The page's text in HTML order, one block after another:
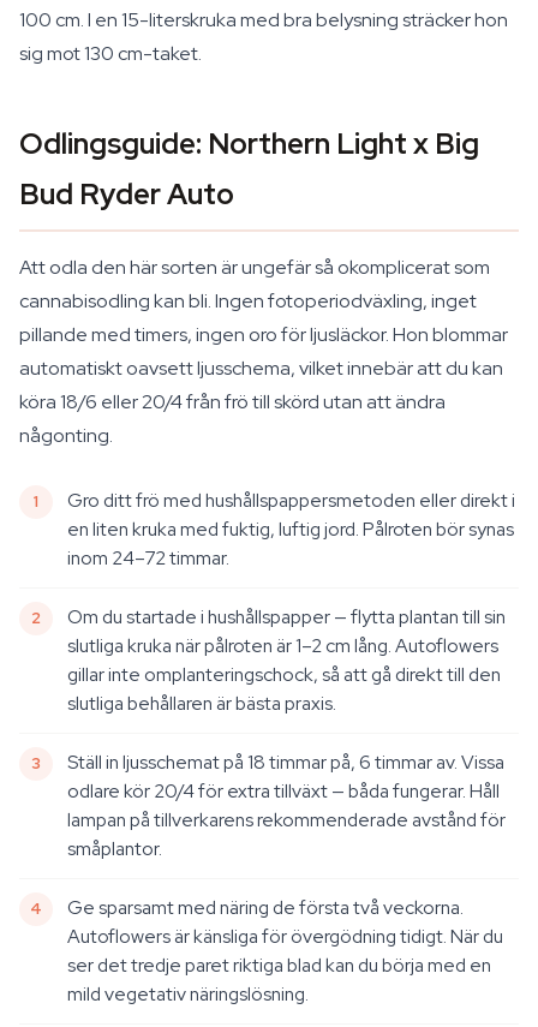
100 cm. I en 15-literskruka med bra belysning sträcker hon
sig mot 130 cm-taket.
Odlingsguide: Northern Light x Big
Bud Ryder Auto
Att odla den här sorten är ungefär så okomplicerat som
cannabisodling kan bli. Ingen fotoperiodväxling, inget
pillande med timers, ingen oro för ljusläckor. Hon blommar
automatiskt oavsett ljusschema, vilket innebär att du kan
köra 18/6 eller 20/4 från frö till skörd utan att ändra
någonting.
Gro ditt frö med hushållspappersmetoden eller direkt i
en liten kruka med fuktig, luftig jord. Pålroten bör synas
inom 24–72 timmar.
Om du startade i hushållspapper — flytta plantan till sin
slutliga kruka när pålroten är 1–2 cm lång. Autoflowers
gillar inte omplanteringschock, så att gå direkt till den
slutliga behållaren är bästa praxis.
Ställ in ljusschemat på 18 timmar på, 6 timmar av. Vissa
odlare kör 20/4 för extra tillväxt — båda fungerar. Håll
lampan på tillverkarens rekommenderade avstånd för
småplantor.
Ge sparsamt med näring de första två veckorna.
Autoflowers är känsliga för övergödning tidigt. När du
ser det tredje paret riktiga blad kan du börja med en
mild vegetativ näringslösning.